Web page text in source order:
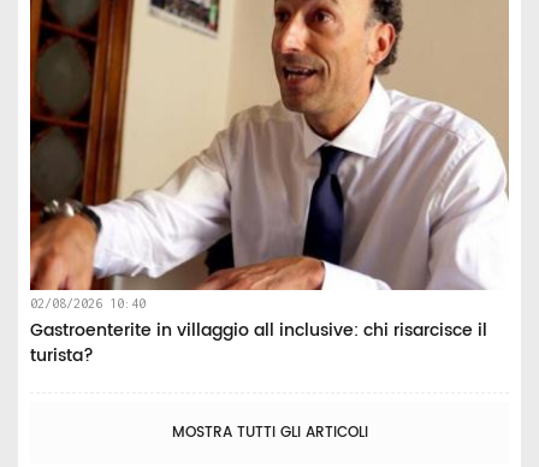
02/08/2026 10:40
Gastroenterite in villaggio all inclusive: chi risarcisce il
turista?
MOSTRA TUTTI GLI ARTICOLI